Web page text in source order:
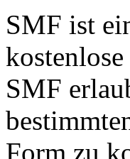
SMF ist
SMF
Form zu